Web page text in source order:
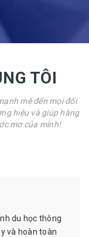
TÔI
mẽ đến mọi đối
hiệu và giúp hàng
mơ của mình!
hỗ trợ chứng minh
nhân viên nhiệt tình,